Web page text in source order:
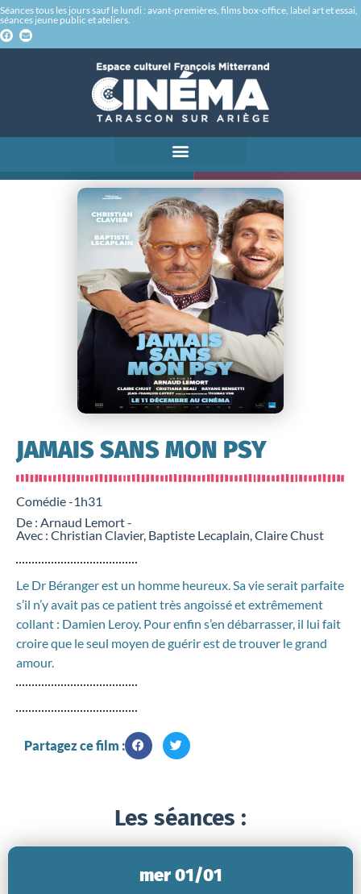
Séances tous les jours sauf le lundi : avant-premières, films box-office, label art et essai,
séances jeune public et ateliers.
JAMAIS SANS MON PSY
Comédie -1h31
De : Arnaud Lemort -
Avec : Christian Clavier, Baptiste Lecaplain, Claire Chust
Le Dr Béranger est un homme heureux. Sa vie serait parfaite
s’il n’y avait pas ce patient très angoissé et extrêmement
collant : Damien Leroy. Pour enfin s’en débarrasser, il lui fait
croire que le seul moyen de guérir est de trouver le grand
amour.
Partagez ce film :
Les séances :
mer 01/01